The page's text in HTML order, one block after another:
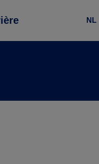
NL